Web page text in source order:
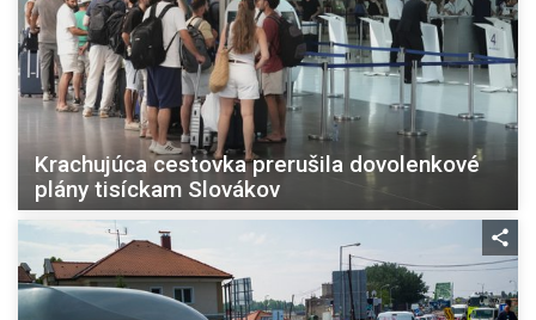
Krachujúca cestovka prerušila dovolenkové
plány tisíckam Slovákov